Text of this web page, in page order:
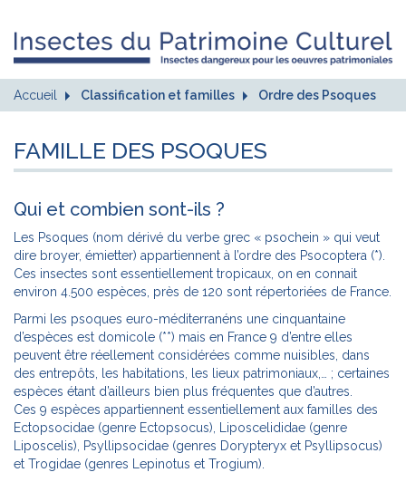
Accueil Classification et familles Ordre des Psoques
FAMILLE DES PSOQUES
Qui et combien sont-ils ?
Les Psoques (nom dérivé du verbe grec « psochein » qui veut
dire broyer, émietter) appartiennent à l’ordre des Psocoptera (*).
Ces insectes sont essentiellement tropicaux, on en connait
environ 4.500 espèces, près de 120 sont répertoriées de France.
Parmi les psoques euro-méditerranéns une cinquantaine
d’espèces est domicole (**) mais en France 9 d’entre elles
peuvent être réellement considérées comme nuisibles, dans
des entrepôts, les habitations, les lieux patrimoniaux,… ; certaines
espèces étant d’ailleurs bien plus fréquentes que d’autres.
Ces 9 espèces appartiennent essentiellement aux familles des
Ectopsocidae (genre Ectopsocus), Liposcelididae (genre
Liposcelis), Psyllipsocidae (genres Dorypteryx et Psyllipsocus)
et Trogidae (genres Lepinotus et Trogium).